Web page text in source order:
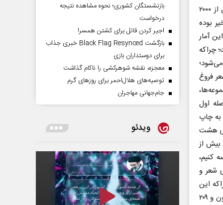
آمارهای موسسه خانه کتاب و ادبیات ایران نشان می‌دهد در نمایشگاه امسال بیش از ۲۰۰۰
بوده
این آمار
چراکه
فروغ
اول
کتاب تألیفی به چاپ
هشت
بیش از
کنیم،
شعر و
این
عناوین در این مدت ۱۵ هزار و ۳۵۱ نسخه بوده است، شمارگان کتاب‌های ادبی ۱۰ میلیون و ۲۰۹
بازنشستگان کشوری؛ نحوه مشاهده نتیجه
درخواست
اجیر کردن قاتل برای کشتن همسر!
بازگشت Black Flag Resynced خبری جذاب
برای دوستداران بازی
معجزه، نقشه شوهرکشی را ناکام گذاشت
توصیه‌های هلال‌احمر برای روز‌های گرم
جام‌جهانی مهاجران
ویدئو